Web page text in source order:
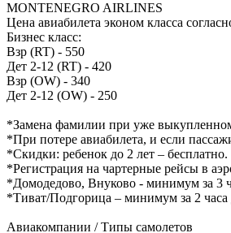
МONTENEGRO AIRLINES
Цена авиабилета эконом класса
Бизнес класс:
Взр (RT) - 550
Дет 2-12 (RT) - 420
Взр (OW) - 340
Дет 2-12 (OW) - 250
*Замена фамилии при уже
*При потере авиабилета, и если
*Скидки: ребенок до 2 лет – бесплатно.
*Регистрация на чартерные рейсы в
*Домодедово, Внуково - минимум за 3
*Тиват/Подгорица – минимум за 2 часа
Авиакомпании / Типы самолетов